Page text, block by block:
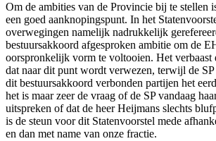
Om de ambities van de Provincie bij te stellen
een goed aanknopingspunt. In het
overwegingen namelijk nadrukkelijk
bestuursakkoord afgesproken ambitie om de
oorspronkelijk vorm te voltooien. Het verbaast
dat naar dit punt wordt verwezen, terwijl de SP
dit bestuursakkoord verbonden partijen het
het is maar zeer de vraag of de SP vandaag
uitspreken of dat de heer Heijmans slechts
is de steun voor dit Statenvoorstel mede
en dan met name van onze fractie.